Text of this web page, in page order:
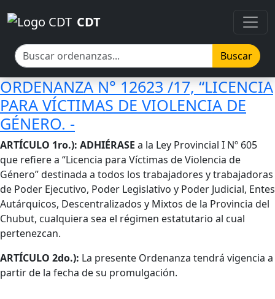
CDT
Buscar
ORDENANZA N° 12623 /17, “LICENCIA
PARA VÍCTIMAS DE VIOLENCIA DE
GÉNERO. -
Cuerpo
ARTÍCULO 1ro.): ADHIÉRASE a la Ley Provincial I Nº 605
que refiere a “Licencia para Víctimas de Violencia de
Género” destinada a todos los trabajadores y trabajadoras
de Poder Ejecutivo, Poder Legislativo y Poder Judicial, Entes
Autárquicos, Descentralizados y Mixtos de la Provincia del
Chubut, cualquiera sea el régimen estatutario al cual
pertenezcan.
ARTÍCULO 2do.): La presente Ordenanza tendrá vigencia a
partir de la fecha de su promulgación.